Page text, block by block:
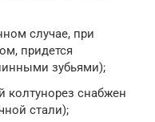
случае, при
придется
зубьями);
колтунорез снабжен
стали);